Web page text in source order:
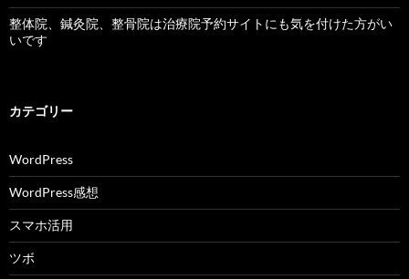
整体院、鍼灸院、整骨院は治療院予約サイトにも気を付けた方がい
いです
カテゴリー
WordPress
WordPress感想
スマホ活用
ツボ